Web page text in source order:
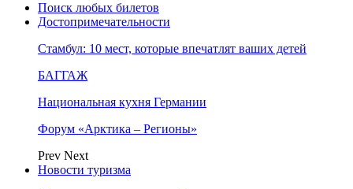
Поиск любых билетов
Достопримечательности
Стамбул: 10 мест, которые впечатлят ваших детей
БАГГАЖ
Национальная кухня Германии
Форум «Арктика – Регионы»
Prev Next
Новости туризма